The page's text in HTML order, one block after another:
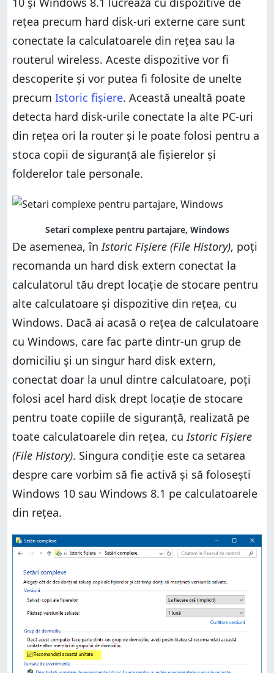
rețea precum hard disk-uri externe care sunt
conectate la calculatoarele din rețea sau la
routerul wireless. Aceste dispozitive vor fi
descoperite și vor putea fi folosite de unelte
precum Istoric fișiere. Această unealtă poate
detecta hard disk-urile conectate la alte PC-uri
din rețea ori la router și le poate folosi pentru a
stoca copii de siguranță ale fișierelor și
folderelor tale personale.
Setari complexe pentru partajare, Windows
De asemenea, înIstoric Fișiere (File History), poți
recomanda un hard disk extern conectat la
calculatorul tău drept locație de stocare pentru
alte calculatoare și dispozitive din rețea, cu
Windows. Dacă ai acasă o rețea de calculatoare
cu Windows, care fac parte dintr-un grup de
domiciliu și un singur hard disk extern,
conectat doar la unul dintre calculatoare, poți
folosi acel hard disk drept locație de stocare
pentru toate copiile de siguranță, realizată pe
toate calculatoarele din rețea, cuIstoric Fișiere
(File History). Singura condiție este ca setarea
despre care vorbim să fie activă și să folosești
Windows 10 sau Windows 8.1 pe calculatoarele
din rețea.